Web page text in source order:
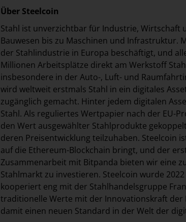
Über Steelcoin
Stahl ist unverzichtbar für Industrie, Wirtschaft
Bauwesen bis zu Maschinen und Infrastruktur.
der Stahlindustrie in Europa beschäftigt, und
Millionen Arbeitsplätze direkt am Werkstoff
insbesondere in der Auto-, Luft- und
wird weltweit erstmals Stahl in ein digitales
zugänglich gemacht. Hinter jedem digitalen
Stahl. Als reguliertes Wertpapier nach der EU-
den Wert ausgewählter Stahlprodukte
deren Preisentwicklung teilzuhaben. Steelcoin
auf die Ethereum-Blockchain bringt, und der
Zusammenarbeit mit Bitpanda bieten wir eine
Stahlmarkt zu investieren. Steelcoin wurde
kooperiert eng mit der Stahlhandelsgruppe
traditionelle Werte mit der Innovationskraft der
damit einen neuen Standard in der Welt der